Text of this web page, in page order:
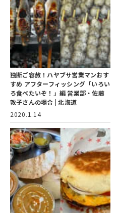
独断ご容赦！ハヤブサ営業マンおす
すめ アフターフィッシング「いろい
ろ食べたいぞ！」編 営業部・佐藤
敦子さんの場合 | 北海道
2020.1.14